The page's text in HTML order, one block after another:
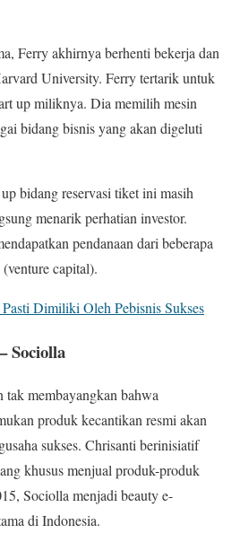
Ferry akhirnya berhenti bekerja dan
University. Ferry tertarik untuk
up miliknya. Dia memilih mesin
bidang bisnis yang akan digeluti
bidang reservasi tiket ini masih
menarik perhatian investor.
pendanaan dari beberapa
capital).
Dimiliki Oleh Pebisnis Sukses
Sociolla
membayangkan bahwa
produk kecantikan resmi akan
sukses. Chrisanti berinisiatif
khusus menjual produk-produk
Sociolla menjadi beauty e-
di Indonesia.